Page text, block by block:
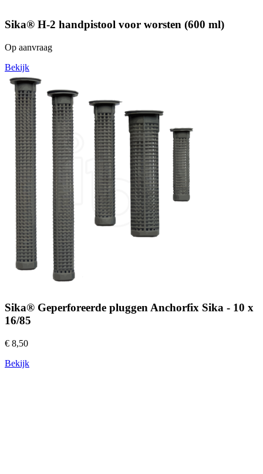
Sika® H-2 handpistool voor worsten (600 ml)
Op aanvraag
Bekijk
Sika® Geperforeerde pluggen Anchorfix Sika - 10 x
16/85
€ 8,50
Bekijk